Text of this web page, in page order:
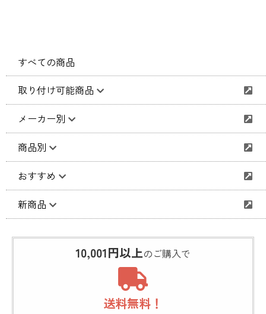
すべての商品
取り付け可能商品
メーカー別
商品別
おすすめ
新商品
10,001円以上のご購入で
送料無料！